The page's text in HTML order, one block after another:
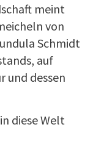
meint
von
Schmidt
auf
und dessen
diese Welt